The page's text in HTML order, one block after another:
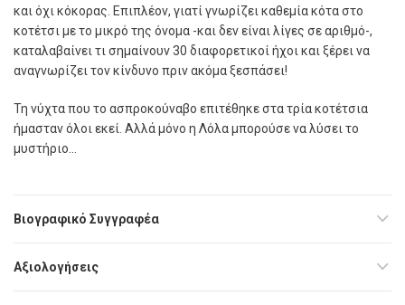
και όχι κόκορας. Επιπλέον, γιατί γνωρίζει καθεµία κότα στο
κοτέτσι µε το µικρό της όνοµα -και δεν είναι λίγες σε αριθµό-,
καταλαβαίνει τι σηµαίνουν 30 διαφορετικοί ήχοι και ξέρει να
αναγνωρίζει τον κίνδυνο πριν ακόµα ξεσπάσει!
Τη νύχτα που το ασπροκούναβο επιτέθηκε στα τρία κοτέτσια
ήµασταν όλοι εκεί. Αλλά µόνο η Λόλα µπορούσε να λύσει το
µυστήριο…
Βιογραφικό Συγγραφέα
Αξιολογήσεις